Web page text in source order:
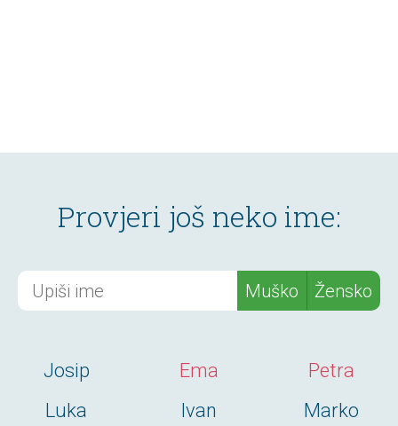
Provjeri još neko ime:
Muško Žensko
Josip Ema
Petra
Luka
Ivan Marko